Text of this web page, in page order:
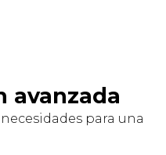
avanzada
para una